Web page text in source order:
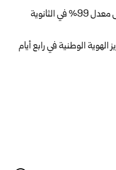
سنا عقيل.. من الأدب والشعر والتأليف إلى معدل 99% في الثانوية